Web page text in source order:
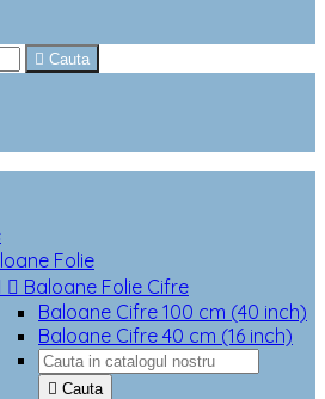
 Cauta
Folie
 Baloane Folie Cifre
Baloane Cifre 100 cm (40 inch)
Baloane Cifre 40 cm (16 inch)
 Cauta